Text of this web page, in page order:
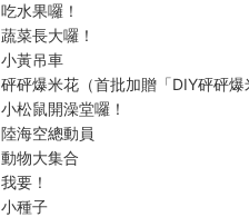
吃水果囉！
蔬菜長大囉！
小黃吊車
砰砰爆米花（首批加贈「DIY砰砰
小松鼠開澡堂囉！
陸海空總動員
動物大集合
我要！
小種子